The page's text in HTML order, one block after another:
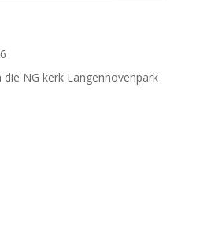
NG kerk Langenhovenpark